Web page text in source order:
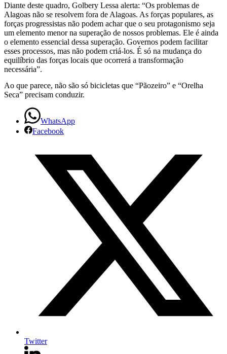
Diante deste quadro, Golbery Lessa alerta: “Os problemas de
Alagoas não se resolvem fora de Alagoas. As forças populares, as
forças progressistas não podem achar que o seu protagonismo seja
um elemento menor na superação de nossos problemas. Ele é ainda
o elemento essencial dessa superação. Governos podem facilitar
esses processos, mas não podem criá-los. É só na mudança do
equilíbrio das forças locais que ocorrerá a transformação
necessária”.
Ao que parece, não são só bicicletas que “Pãozeiro” e “Orelha
Seca” precisam conduzir.
WhatsApp
Facebook
Twitter